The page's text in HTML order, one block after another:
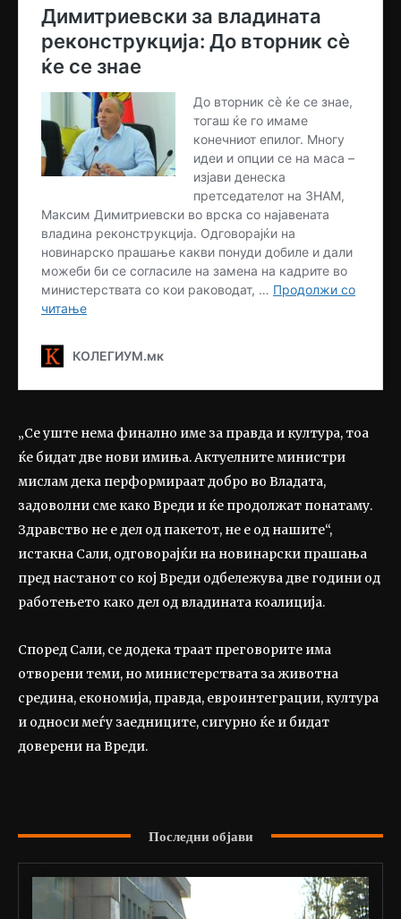
„Се уште нема финално име за правда и култура, тоа
ќе бидат две нови имиња. Актуелните министри
мислам дека перформираат добро во Владата,
задоволни сме како Вреди и ќе продолжат понатаму.
Здравство не е дел од пакетот, не е од нашите“,
истакна Сали, одговорајќи на новинарски прашања
пред настанот со кој Вреди одбележува две години од
работењето како дел од владината коалиција.
Според Сали, се додека траат преговорите има
отворени теми, но министерствата за животна
средина, економија, правда, евроинтеграции, култура
и односи меѓу заедниците, сигурно ќе и бидат
доверени на Вреди.
Последни објави